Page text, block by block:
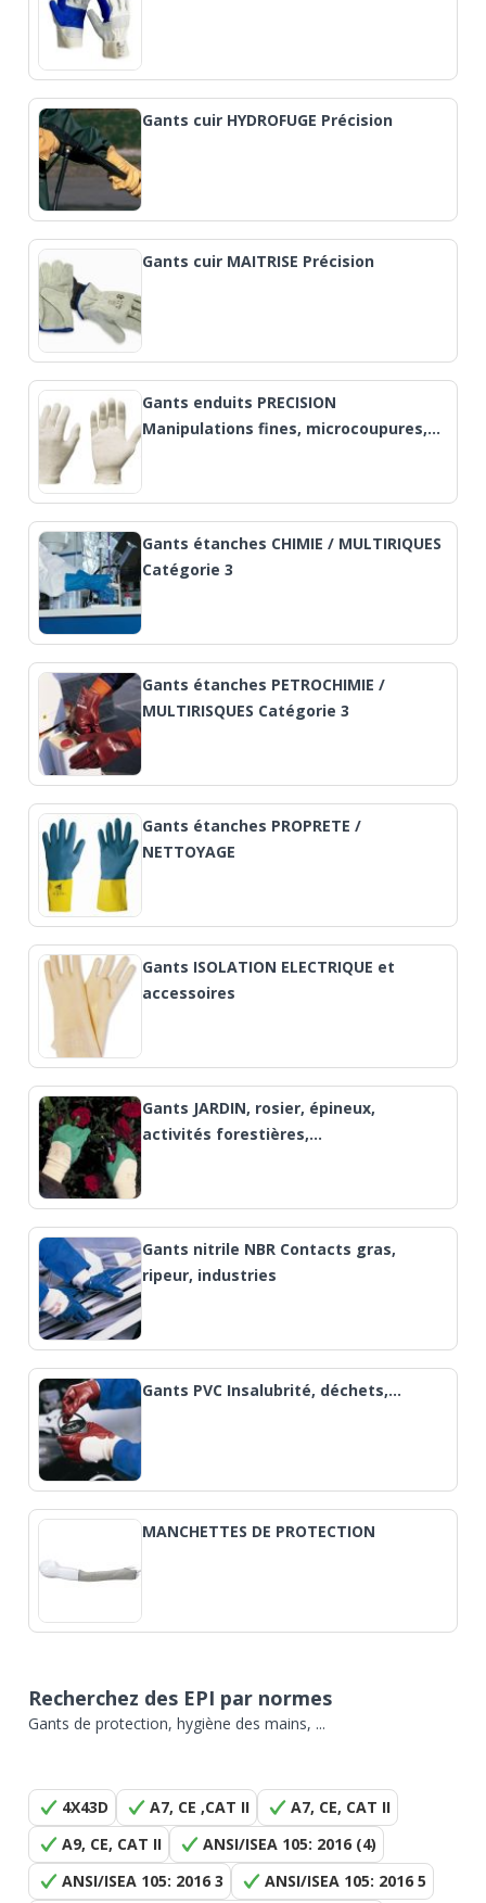
Gants cuir HYDROFUGE Précision
Gants cuir MAITRISE Précision
Gants enduits PRECISION
Manipulations fines, microcoupures,…
Gants étanches CHIMIE / MULTIRIQUES
Catégorie 3
Gants étanches PETROCHIMIE /
MULTIRISQUES Catégorie 3
Gants étanches PROPRETE /
NETTOYAGE
Gants ISOLATION ELECTRIQUE et
accessoires
Gants JARDIN, rosier, épineux,
activités forestières,…
Gants nitrile NBR Contacts gras,
ripeur, industries
Gants PVC Insalubrité, déchets,…
MANCHETTES DE PROTECTION
Recherchez des EPI par normes
Gants de protection, hygiène des mains, ...
4X43D A7, CE ,CAT II
A7, CE, CAT II
A9, CE, CAT II
ANSI/ISEA 105: 2016 (4)
ANSI/ISEA 105: 2016 3
ANSI/ISEA 105: 2016 5